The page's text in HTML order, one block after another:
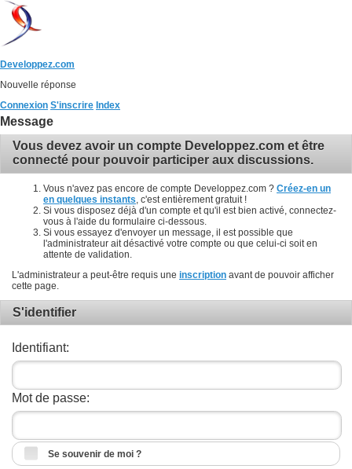
Developpez.com
Nouvelle réponse
Connexion S'inscrire Index
Message
Vous devez avoir un compte Developpez.com et être
connecté pour pouvoir participer aux discussions.
Vous n'avez pas encore de compte Developpez.com ? Créez-en un
en quelques instants , c'est entièrement gratuit !
Si vous disposez déjà d'un compte et qu'il est bien activé, connectez-
vous à l'aide du formulaire ci-dessous.
Si vous essayez d'envoyer un message, il est possible que
l'administrateur ait désactivé votre compte ou que celui-ci soit en
attente de validation.
L'administrateur a peut-être requis une inscription avant de pouvoir afficher
cette page.
S'identifier
Identifiant:
Mot de passe:
Se souvenir de moi ?